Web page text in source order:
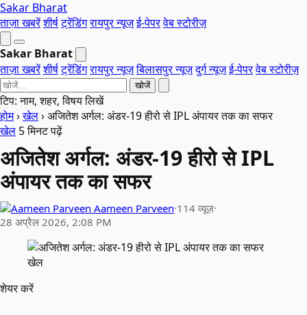
Sakar Bharat
ताज़ा खबरेंशीर्षट्रेंडिंगरायपुर न्यूज़ई-पेपरवेब स्टोरीज़
Sakar Bharat
ताज़ा खबरेंशीर्षट्रेंडिंगरायपुर न्यूज़बिलासपुर न्यूज़दुर्ग न्यूज़ई-पेपरवेब स्टोरीज़
खोजें
टिप: नाम, शहर, विषय लिखें
होम›खेल›अजितेश अर्गल: अंडर-19 हीरो से IPL अंपायर तक का सफर
खेल 5 मिनट पढ़ें
अजितेश अर्गल: अंडर-19 हीरो से IPL
अंपायर तक का सफर
Aameen Parveen·114 व्यूज़·
28 अप्रैल 2026, 2:08 PM
खेल
शेयर करें